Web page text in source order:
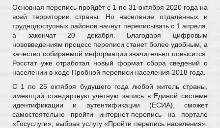
Основная перепись пройдёт с 1 по 31 октября 2020 года на
всей территории страны. Но население отдалённых и
труднодоступных районов начнут переписывать с 1 апреля,
а закончат 20 декабря. Благодаря цифровым
нововведениям процесс переписи станет более удобным, а
качество собираемой информации значительно повысится.
Росстат уже отработал новый формат сбора сведений о
населении в ходе Пробной переписи населения 2018 года.
С 1 по 25 октября будущего года любой житель страны,
имеющий стандартную учётную запись в Единой системе
идентификации и аутентификации (ЕСИА), сможет
самостоятельно пройти интернет-перепись на портале
«Госуслуги», выбрав услугу «Пройти перепись населения».